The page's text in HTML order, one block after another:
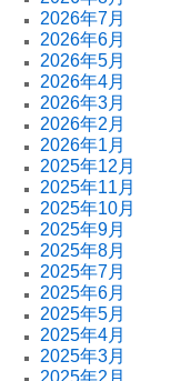
2026年7月
2026年6月
2026年5月
2026年4月
2026年3月
2026年2月
2026年1月
2025年12月
2025年11月
2025年10月
2025年9月
2025年8月
2025年7月
2025年6月
2025年5月
2025年4月
2025年3月
2025年2月